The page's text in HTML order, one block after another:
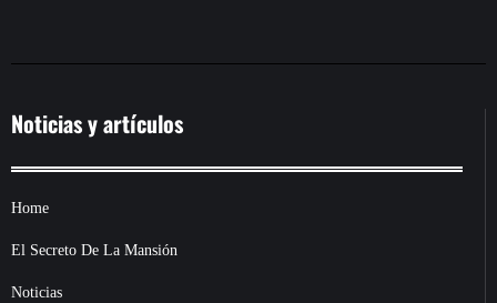
Noticias y artículos
Home
El Secreto De La Mansión
Noticias